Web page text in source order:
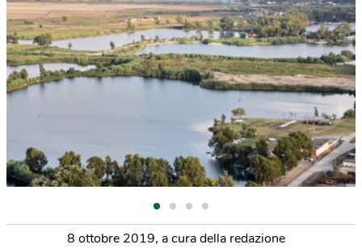
8 ottobre 2019, a cura della redazione